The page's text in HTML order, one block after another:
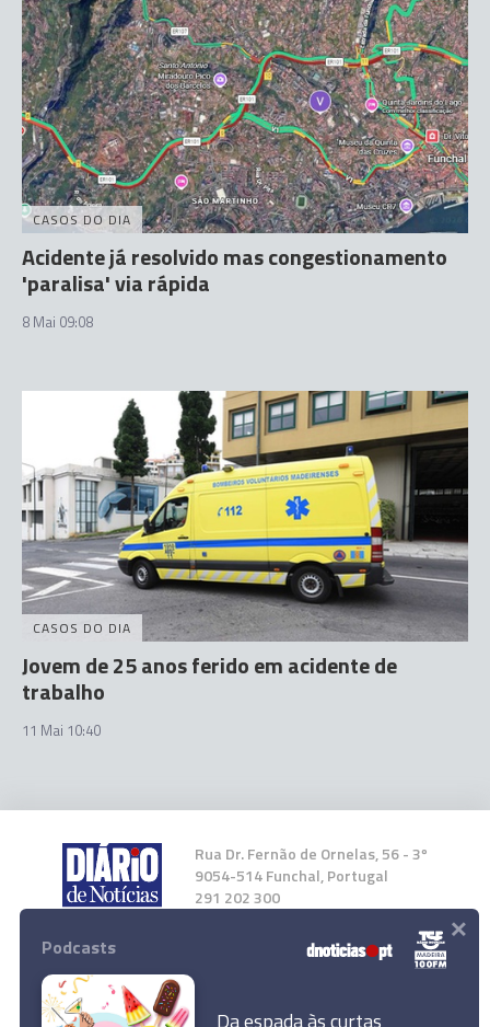
CASOS DO DIA
Acidente já resolvido mas congestionamento
'paralisa' via rápida
8 Mai 09:08
CASOS DO DIA
Jovem de 25 anos ferido em acidente de
trabalho
11 Mai 10:40
Rua Dr. Fernão de Ornelas, 56 - 3º
9054-514 Funchal, Portugal
291 202 300
Instale a nossa App
Podcasts
Da espada às curtas
×